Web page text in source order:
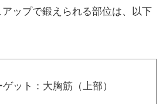
ップで鍛えられる部位は、以下
ット：大胸筋（上部）